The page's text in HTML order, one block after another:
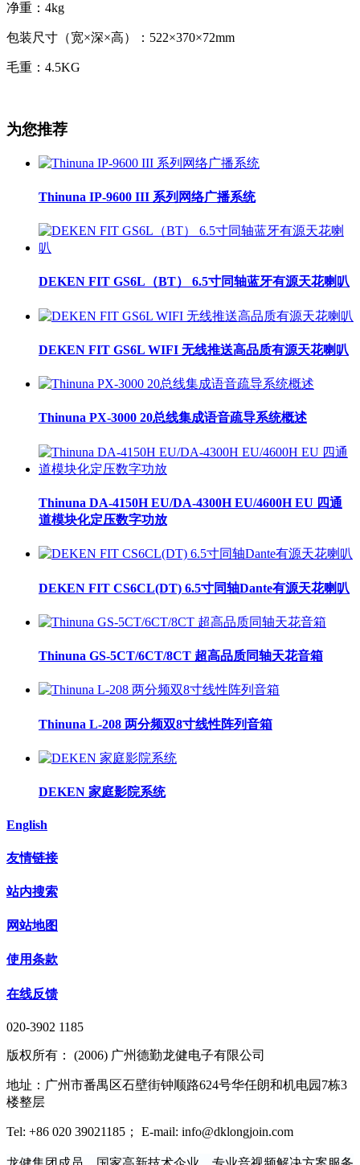
净重：4kg
包装尺寸（宽×深×高）：522×370×72mm
毛重：4.5KG
为您推荐
Thinuna IP-9600 III 系列网络广播系统
DEKEN FIT GS6L（BT） 6.5寸同轴蓝牙有源天花喇叭
DEKEN FIT GS6L WIFI 无线推送高品质有源天花喇叭
Thinuna PX-3000 20总线集成语音疏导系统概述
Thinuna DA-4150H EU/DA-4300H EU/4600H EU 四通
道模块化定压数字功放
DEKEN FIT CS6CL(DT) 6.5寸同轴Dante有源天花喇叭
Thinuna GS-5CT/6CT/8CT 超高品质同轴天花音箱
Thinuna L-208 两分频双8寸线性阵列音箱
DEKEN 家庭影院系统
English
友情链接
站内搜索
网站地图
使用条款
在线反馈
020-3902 1185
版权所有： (2006) 广州德勤龙健电子有限公司
地址：广州市番禺区石壁街钟顺路624号华任朗和机电园7栋3
楼整层
Tel: +86 020 39021185； E-mail: info@dklongjoin.com